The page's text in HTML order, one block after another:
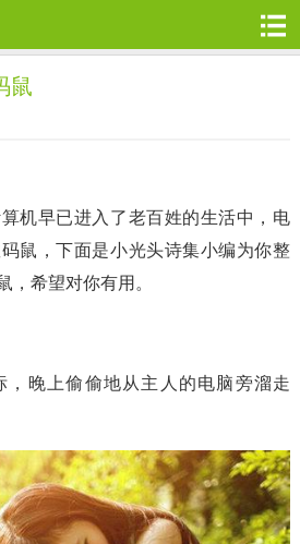
鼠
机早已进入了老百姓的生活中，电
鼠，下面是小光头诗集小编为你整
，希望对你有用。
，晚上偷偷地从主人的电脑旁溜走